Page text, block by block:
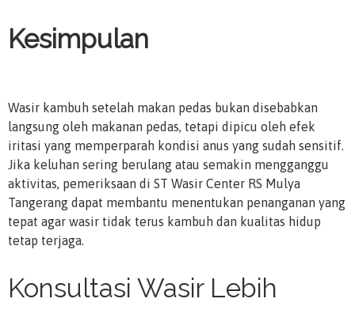
Kesimpulan
Wasir kambuh setelah makan pedas bukan disebabkan
langsung oleh makanan pedas, tetapi dipicu oleh efek
iritasi yang memperparah kondisi anus yang sudah sensitif.
Jika keluhan sering berulang atau semakin mengganggu
aktivitas, pemeriksaan di ST Wasir Center RS Mulya
Tangerang dapat membantu menentukan penanganan yang
tepat agar wasir tidak terus kambuh dan kualitas hidup
tetap terjaga.
Konsultasi Wasir Lebih